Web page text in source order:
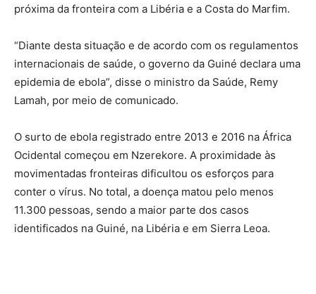
próxima da fronteira com a Libéria e a Costa do Marfim.
“Diante desta situação e de acordo com os regulamentos
internacionais de saúde, o governo da Guiné declara uma
epidemia de ebola”, disse o ministro da Saúde, Remy
Lamah, por meio de comunicado.
O surto de ebola registrado entre 2013 e 2016 na África
Ocidental começou em Nzerekore. A proximidade às
movimentadas fronteiras dificultou os esforços para
conter o vírus. No total, a doença matou pelo menos
11.300 pessoas, sendo a maior parte dos casos
identificados na Guiné, na Libéria e em Sierra Leoa.